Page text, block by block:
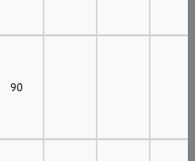
90